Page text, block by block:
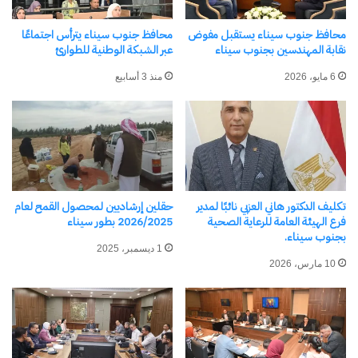
بالحي الثاني بمدينة أبو زنيمة، بحضور مشايخ القبائل
والعواقل والقيادات التنفيذية والشعبية.
شارك هذا الموضوع:
فيس بوك
معجب بهذه:
مرتبط
محافظ جنوب سيناء يستقبل مفوض
نقابة المهندسين بجنوب سيناء
6 مايو، 2026
محافظ جنوب سيناء يترأس اجتماعًا
عبر الشبكة الوطنية للطوارئ
منذ 3 أسابيع
تكليف الدكتور هاني العزبي نائبًا لمدير
فرع الهيئة العامة للرعاية الصحية
بجنوب سيناء.
10 مارس، 2026
حقلين إرشاديين لمحصول القمح لعام
2026/2025 بطور سيناء
1 ديسمبر، 2025